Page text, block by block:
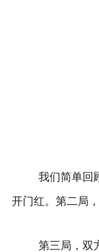
我们简单回
开门红。第二局
第三局，双